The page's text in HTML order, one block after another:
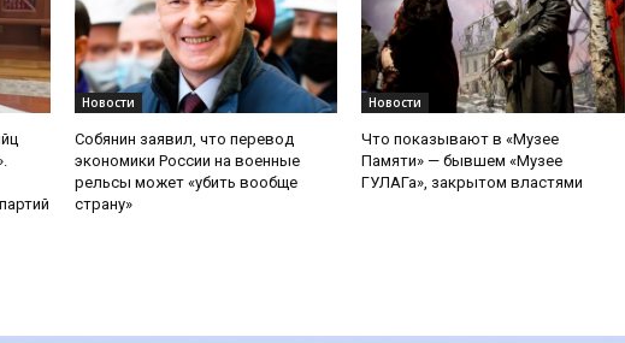
Новости
Собянин заявил, что перевод
экономики России на военные
рельсы может «убить вообще
страну»
Новости
Что показывают в «Музее
Памяти» — бывшем «Музее
ГУЛАГа», закрытом властями